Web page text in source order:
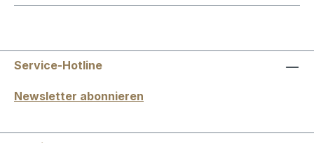
Service-Hotline
Newsletter abonnieren